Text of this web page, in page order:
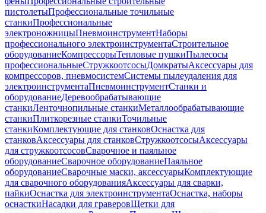
пистолетыПрофессиональные точильные
станкиПрофессиональные
электроножницыПневмоинструментНаборы
профессионального электроинструментаСтроительное
оборудованиеКомпрессорыТепловые пушкиПылесосы
профессиональныеСтружкоотсосыДомкратыАксессуары для
компрессоров, пневмосистемСистемы пылеудаления для
электроинструментаПневмоинструментСтанки и
оборудованиеДеревообрабатывающие
станкиЛенточнопильные станкиМеталлообрабатывающие
станкиПлиткорезные станкиТочильные
станкиКомплектующие для станковОснастка для
станковАксессуары для станковСтружкоотсосыАксессуары
для стружкоотсосовСварочное и паяльное
оборудованиеСварочное оборудованиеПаяльное
оборудованиеСварочные маски, аксессуарыКомплектующие
для сварочного оборудованияАксессуары для сварки,
пайкиОснастка для электроинструментаОснастка, наборы
оснасткиНасадки для граверовЩетки для